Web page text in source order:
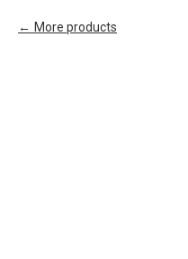
More products